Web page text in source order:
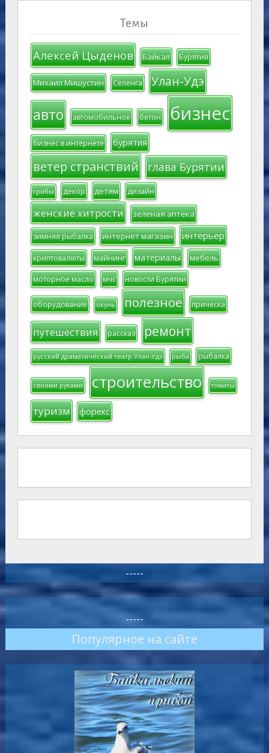
Темы
Алексей Цыденов Байкал Бурятия
Михаил Мишустин Селенга Улан-Удэ
авто автомобильное бетон бизнес
бизнес в интернете бурятия
ветер странствий глава Бурятии
грибы декор детям дизайн
женские хитрости зеленая аптека
зимняя рыбалка интернет магазин интерьер
криптовалюты майнинг материалы мебель
моторное масло мчс новости Бурятии
оборудование окунь полезное прическа
путешествия рассказ ремонт
русский драматический театр Улан-Удэ рыба рыбалка
своими руками строительство томаты
туризм форекс
-----
-----
Популярное на сайте